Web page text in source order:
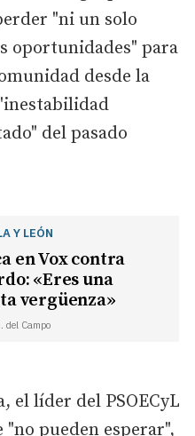
"ni un solo
oportunidades" para
desde la
del pasado
Y LEÓN
en Vox contra
«Eres una
vergüenza»
del Campo
el líder del PSOECyL
pueden esperar",